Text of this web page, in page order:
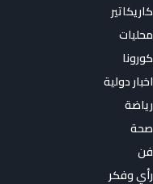
كاريكاتير
محليات
كورونا
اخبار دولية
رياضة
صحة
فن
رأي وفكر